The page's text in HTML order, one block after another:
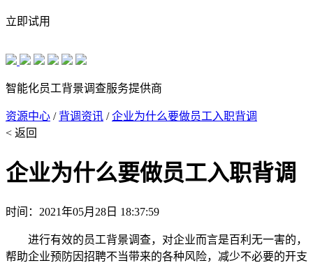
立即试用
智能化员工背景调查服务提供商
资源中心 / 背调资讯 /企业为什么要做员工入职背调
< 返回
企业为什么要做员工入职背调
时间：2021年05月28日 18:37:59
进行有效的员工背景调查，对企业而言是百利无一害的，
帮助企业预防因招聘不当带来的各种风险，减少不必要的开支